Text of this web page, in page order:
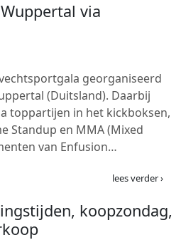
via
georganiseerd
(Duitsland). Daarbij
toppartijen in het kickboksen,
Standup en MMA (Mixed
van Enfusion…
lees verder ›
koopzondag,